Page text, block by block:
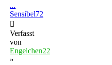
...
Sensibel72
Verfasst
von
Engelchen22
»